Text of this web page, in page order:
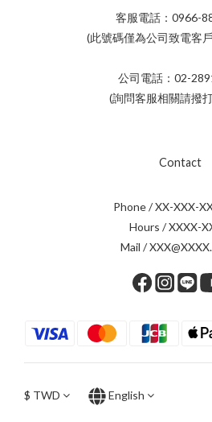
客服電話：0966-
(此號碼僅為公司致電客
公司電話：02-
(詢問客服相關請撥
Contact
Phone / XX-XXX-
Hours / XXXX-
Mail /
$ TWD English